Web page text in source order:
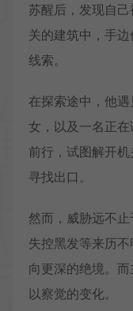
苏醒后，发现自
关的建筑中，手
线索。
在探索途中，他
女，以及一名正
前行，试图解开
寻找出口。
然而，威胁远不止
失控黑发等来历
向更深的绝境。
以察觉的变化。